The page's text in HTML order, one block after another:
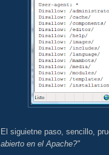
El siguietne paso, sencillo,
abierto en el Apache?"